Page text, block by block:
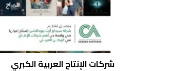
شركات الإنتاج العربية الكبري